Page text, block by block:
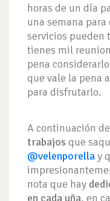
horas de un día
una semana para
servicios pueden
tienes mil
pena
que vale la pena
para disfrutarlo.
A continuación
trabajos que
@velenporellay
nota que hay
en cada uña, en